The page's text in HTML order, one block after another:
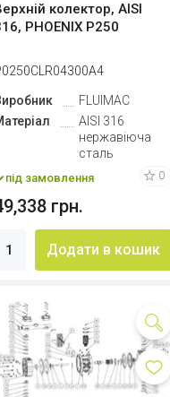
колектор, AISI
PHOENIX P250
FLUIMAC
AISI 316
нержавіюча
сталь
під замовлення 0
грн.
Додати в кошик